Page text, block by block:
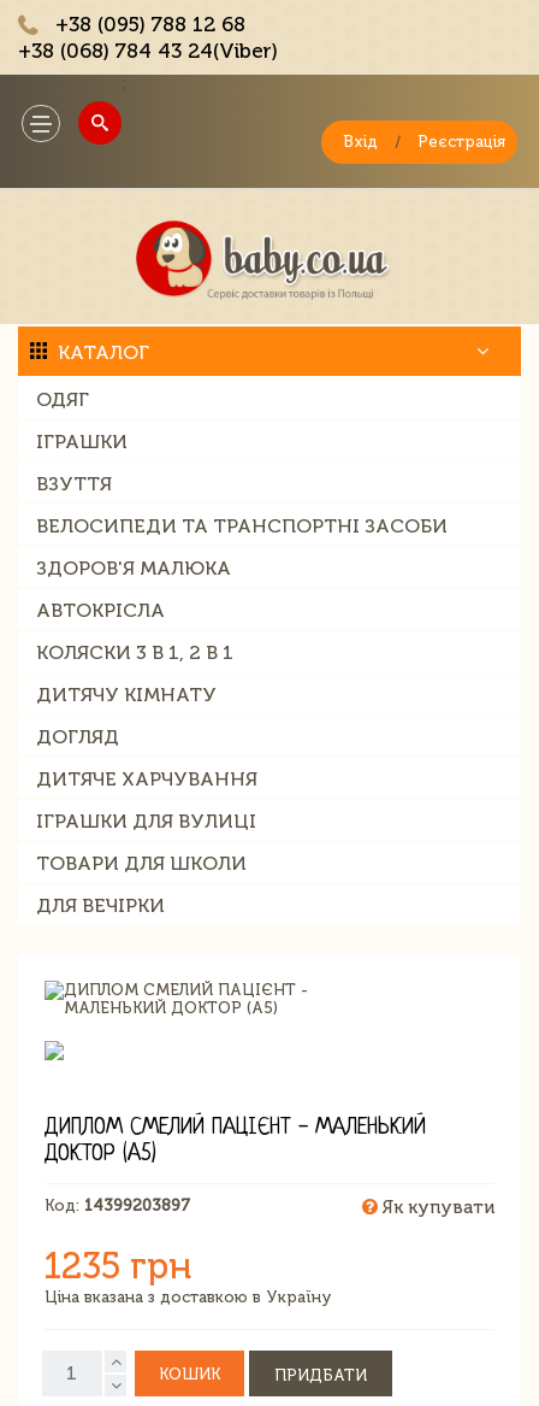
+38 (095) 788 12 68
+38 (068) 784 43 24(Viber)
Toggle
navigation
Вхід / Реєстрація
КАТАЛОГ
ОДЯГ
ІГРАШКИ
ВЗУТТЯ
ВЕЛОСИПЕДИ ТА ТРАНСПОРТНІ ЗАСОБИ
ЗДОРОВ'Я МАЛЮКА
АВТОКРІСЛА
КОЛЯСКИ 3 В 1, 2 В 1
ДИТЯЧУ КІМНАТУ
ДОГЛЯД
ДИТЯЧЕ ХАРЧУВАННЯ
ІГРАШКИ ДЛЯ ВУЛИЦІ
ТОВАРИ ДЛЯ ШКОЛИ
ДЛЯ ВЕЧІРКИ
ДИПЛОМ СМЕЛИЙ ПАЦІЄНТ - МАЛЕНЬКИЙ
ДОКТОР (A5)
Код: 14399203897 Як купувати
1235 грн
Ціна вказана з доставкою в Україну
КОШИК ПРИДБАТИ